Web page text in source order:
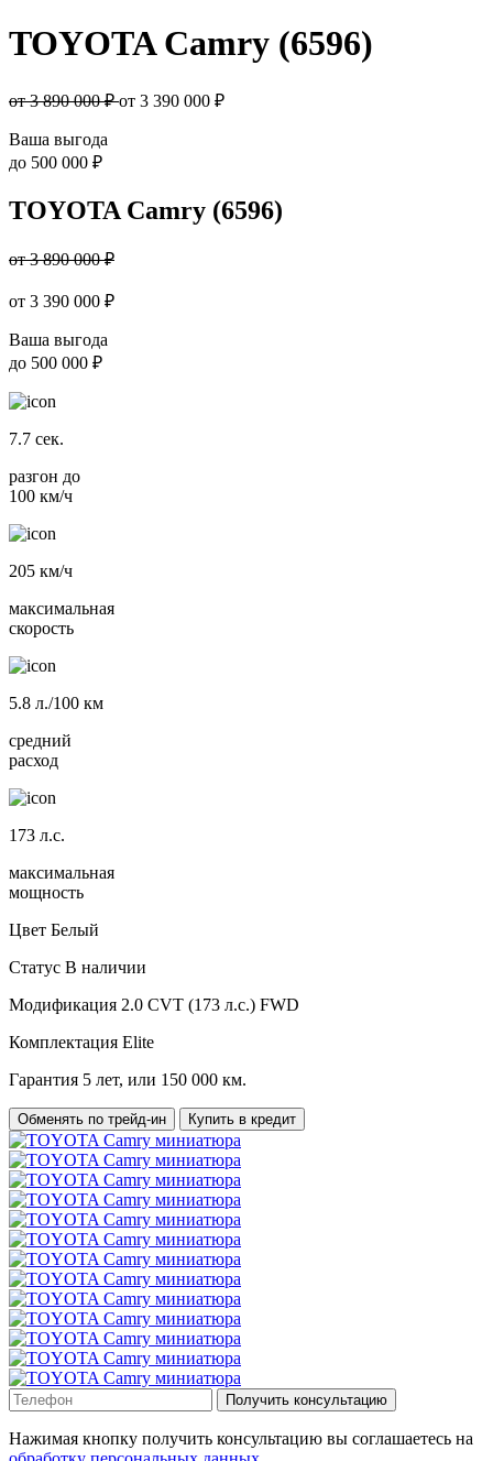
TOYOTA Camry (6596)
от 3 890 000 ₽от 3 390 000 ₽
Ваша выгода
до 500 000 ₽
TOYOTA Camry (6596)
от 3 890 000 ₽
от 3 390 000 ₽
Ваша выгода
до 500 000 ₽
7.7 сек.
разгон до
100 км/ч
205 км/ч
максимальная
скорость
5.8 л./100 км
средний
расход
173 л.с.
максимальная
мощность
Цвет Белый
Статус В наличии
Модификация 2.0 CVT (173 л.с.) FWD
Комплектация Elite
Гарантия 5 лет, или 150 000 км.
Обменять по трейд-ин Купить в кредит
Получить консультацию
Нажимая кнопку получить консультацию вы соглашаетесь на